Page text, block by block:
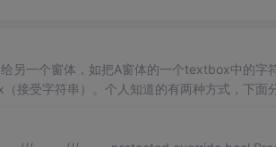
另一个窗体，如把A窗体的一个textbox中的字
接受字符串）。个人知道的有两种方式，下面